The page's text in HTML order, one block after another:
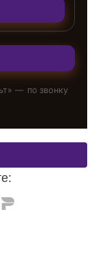
» — по звонку